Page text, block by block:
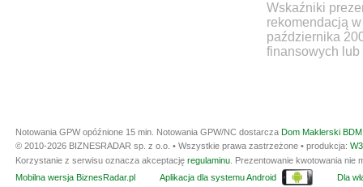
Wskaźniki
rekomendacją
października
finansowych lub
Notowania GPW opóźnione 15 min. Notowania GPW/NC dostarcza Dom Maklerski
© 2010-2026 BIZNESRADAR sp. z o.o. • Wszystkie prawa zastrzeżone • produkcja:
Korzystanie z serwisu oznacza akceptację regulaminu . Prezentowanie kwotowania
Mobilna wersja BiznesRadar.pl
Aplikacja dla systemu Android Dla